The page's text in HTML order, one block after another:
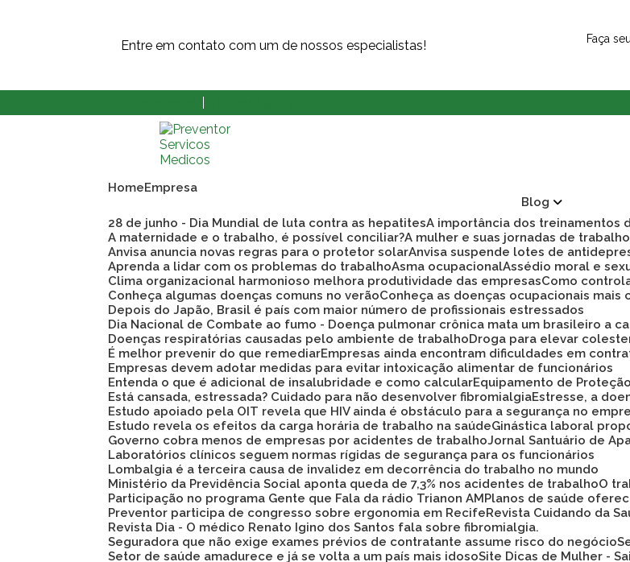
Entre em contato com um de nossos especialistas!
Faça
Home
Empresa
Blog
28 de junho - Dia Mundial de luta contra as hepatites
A importância dos treinamentos
A maternidade e o trabalho, é possível conciliar?
A mulher e suas jornadas de trabalho
Anvisa anuncia novas regras para o protetor solar Anvisa suspende lotes de
Aprenda a lidar com os problemas do trabalho Asma ocupacional Assédio moral e
Clima organizacional harmonioso melhora produtividade das empresas
Como
Conheça algumas doenças comuns no verão
Conheça as doenças ocupacionais mais
Depois do Japão, Brasil é país com maior número de profissionais estressados
Dia Nacional de Combate ao fumo - Doença pulmonar crônica mata um brasileiro a
Doenças respiratórias causadas pelo ambiente de trabalho
Droga para elevar
É melhor prevenir do que remediar Empresas ainda encontram dificuldades em
Empresas devem adotar medidas para evitar intoxicação alimentar de funcionários
Entenda o que é adicional de insalubridade e como calcular Equipamento de
Está cansada, estressada? Cuidado para não desenvolver fibromialgia Estresse, a
Estudo apoiado pela OIT revela que HIV ainda é obstáculo para a segurança no
Estudo revela os efeitos da carga horária de trabalho na saúde
Ginástica laboral
Governo cobra menos de empresas por acidentes de trabalho Jornal Santuário de
Laboratórios clínicos seguem normas rígidas de segurança para os funcionários
Lombalgia é a terceira causa de invalidez em decorrência do trabalho no mundo
Ministério da Previdência Social aponta queda de 7,3% nos acidentes de trabalho
O
Participação no programa Gente que Fala da rádio Trianon AM
Planos de saúde
Preventor participa de congresso sobre ergonomia em Recife
Revista Cuidando da
Revista Dia - O médico Renato Igino dos Santos fala sobre fibromialgia.
Seguradora que não exige exames prévios de contratante assume risco do negócio
Setor de saúde amadurece e já se volta a um país mais idoso Site Dicas de Mulher -